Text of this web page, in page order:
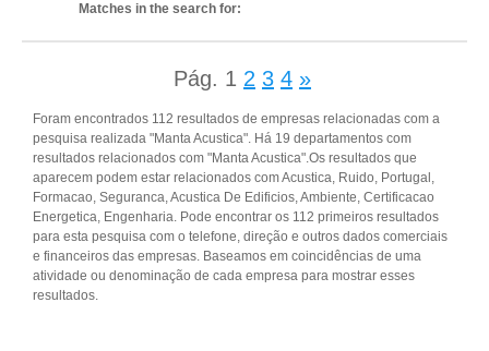
Matches in the search for:
Pág. 1 2 3 4 »
Foram encontrados 112 resultados de empresas relacionadas com a
pesquisa realizada "Manta Acustica". Há 19 departamentos com
resultados relacionados com "Manta Acustica".Os resultados que
aparecem podem estar relacionados com Acustica, Ruido, Portugal,
Formacao, Seguranca, Acustica De Edificios, Ambiente, Certificacao
Energetica, Engenharia. Pode encontrar os 112 primeiros resultados
para esta pesquisa com o telefone, direção e outros dados comerciais
e financeiros das empresas. Baseamos em coincidências de uma
atividade ou denominação de cada empresa para mostrar esses
resultados.